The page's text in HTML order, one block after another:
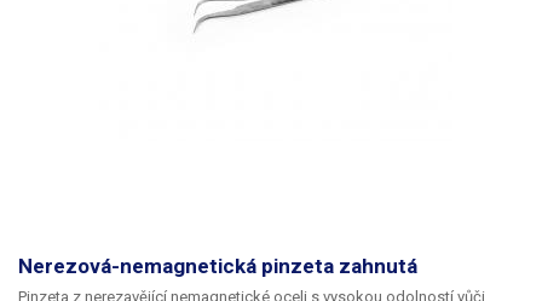
Nerezová-nemagnetická pinzeta zahnutá
Pinzeta z nerezavějící nemagnetické oceli s vysokou odolností vůči